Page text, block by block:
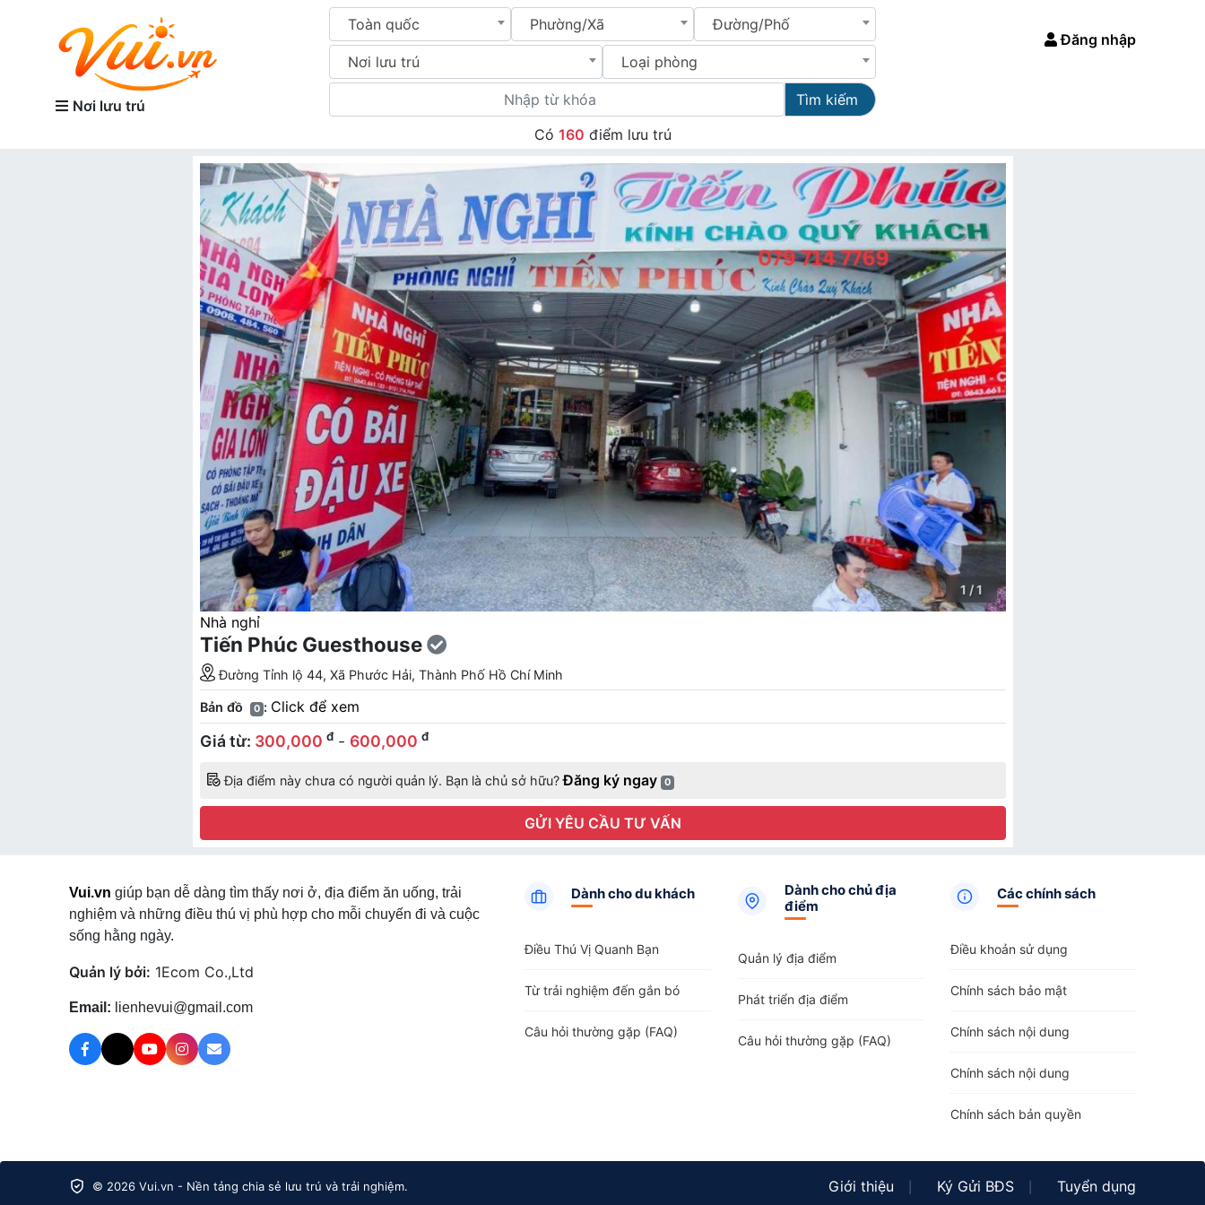
Nơi lưu trú
Toàn quốc Phường/Xã Đường/Phố
Nơi lưu trú Loại phòng
Tìm kiếm
Đăng nhập
Có 160 điểm lưu trú
1 / 1
Nhà nghỉ
Tiến Phúc Guesthouse
Đường Tỉnh lộ 44, Xã Phước Hải, Thành Phố Hồ Chí Minh
Bản đồ 0 : Click để xem
Giá từ: 300,000 đ - 600,000 đ
Địa điểm này chưa có người quản lý. Bạn là chủ sở hữu?Đăng ký ngay 0
GỬI YÊU CẦU TƯ VẤN
Vui.vn giúp bạn dễ dàng tìm thấy nơi ở, địa điểm ăn uống, trải
nghiệm và những điều thú vị phù hợp cho mỗi chuyến đi và cuộc
sống hằng ngày.
Quản lý bởi: 1Ecom Co.,Ltd
Email: lienhevui@gmail.com
Dành cho du khách
Điều Thú Vị Quanh Bạn
Từ trải nghiệm đến gắn bó
Câu hỏi thường gặp (FAQ)
Dành cho chủ địa
điểm
Quản lý địa điểm
Phát triển địa điểm
Câu hỏi thường gặp (FAQ)
Các chính sách
Điều khoản sử dụng
Chính sách bảo mật
Chính sách nội dung
Chính sách nội dung
Chính sách bản quyền
© 2026 Vui.vn - Nền tảng chia sẻ lưu trú và trải nghiệm. Giới thiệu Ký Gửi BĐS Tuyển dụng